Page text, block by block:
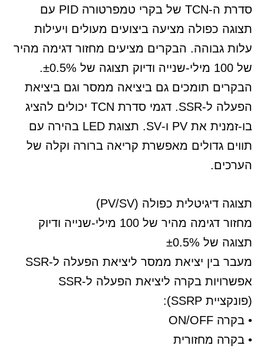
סדרת ה-TCN של בקרי טמפרטורה PID עם
תצוגה כפולה מציעה ביצועים מעולים ויעילות
עלות גבוהה. הבקרים מציעים מחזור דגימה מהיר
של 100 מילי-שנייה ודיוק תצוגה של ±0.5%.
הבקרים תומכים גם ביציאה ממסר וגם ביציאת
הפעלה ל-SSR. דגמי סדרת TCN יכולים להציג
בו-זמנית את PV ו-SV. תצוגת LED בהירה עם
תווים גדולים מאפשרת קריאה ברורה וקלה של
הערכים.
תצוגה דיגיטלית כפולה (PV/SV)
מחזור דגימה מהיר של 100 מילי-שנייה ודיוק
תצוגה של ±0.5%
מעבר בין יציאת ממסר ליציאת הפעלה ל-SSR
אפשרויות בקרה ליציאת הפעלה ל-SSR
(פונקציית SSRP):
• בקרה ON/OFF
• בקרה מחזורית